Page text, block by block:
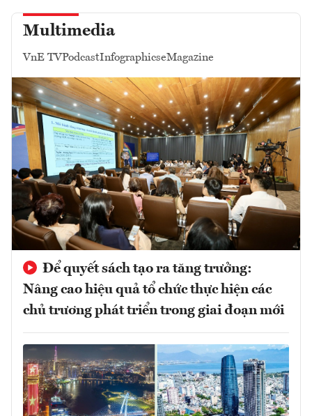
Multimedia
VnE TVPodcastInfographicseMagazine
Để quyết sách tạo ra tăng trưởng:
Nâng cao hiệu quả tổ chức thực hiện các
chủ trương phát triển trong giai đoạn mới